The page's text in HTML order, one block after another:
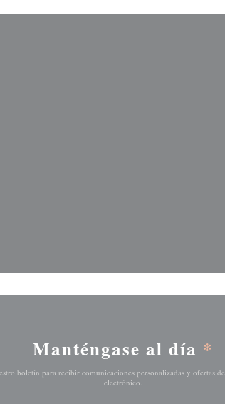
nueva ventana))
nueva ventana))
Manténgase al día *
boletín para recibir comunicaciones personalizadas y ofertas
electrónico.